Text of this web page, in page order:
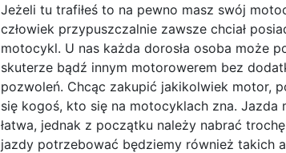
Jeżeli tu trafiłeś to na pewno masz swój
człowiek przypuszczalnie zawsze chciał
motocykl. U nas każda dorosła osoba może
skuterze bądź innym motorowerem bez
pozwoleń. Chcąc zakupić jakikolwiek motor,
się kogoś, kto się na motocyklach zna. Jazda
łatwa, jednak z początku należy nabrać
jazdy potrzebować będziemy również takich